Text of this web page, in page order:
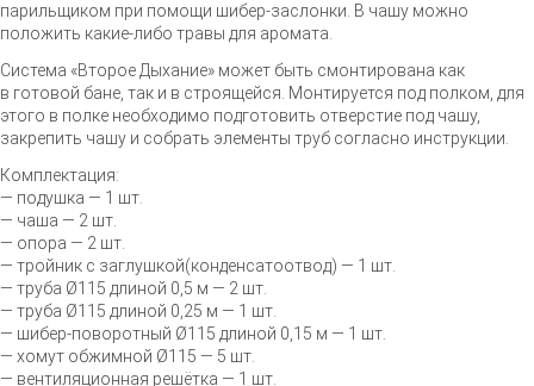
парильщиком при помощи шибер-заслонки. В чашу можно
положить какие-либо травы для аромата.
Система «Второе Дыхание» может быть смонтирована как
в готовой бане, так и в строящейся. Монтируется под полком, для
этого в полке необходимо подготовить отверстие под чашу,
закрепить чашу и собрать элементы труб согласно инструкции.
Комплектация:
— подушка — 1 шт.
— чаша — 2 шт.
— опора — 2 шт.
— тройник с заглушкой(конденсатоотвод) — 1 шт.
— труба Ø115 длиной 0,5 м — 2 шт.
— труба Ø115 длиной 0,25 м — 1 шт.
— шибер-поворотный Ø115 длиной 0,15 м — 1 шт.
— хомут обжимной Ø115 — 5 шт.
— вентиляционная решётка — 1 шт.